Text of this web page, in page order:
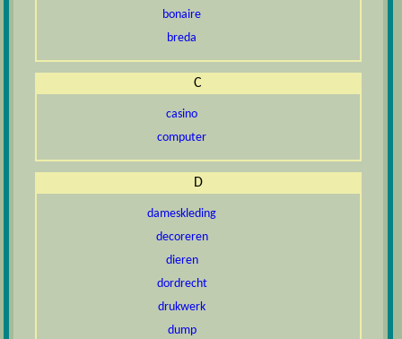
bonaire
breda
C
casino
computer
D
dameskleding
decoreren
dieren
dordrecht
drukwerk
dump